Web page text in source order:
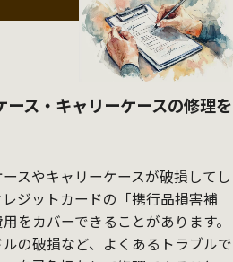
ス・キャリーケースの修理を
スやキャリーケースが破損してし
ジットカードの「携行品損害補
をカバーできることがあります。
の破損など、よくあるトラブルで